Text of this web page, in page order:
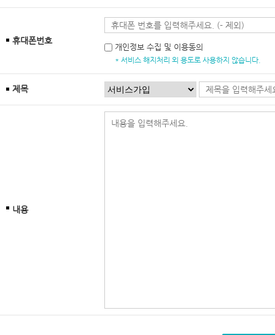
휴대폰번호
개인정보 수집 및 이용동의
* 서비스 해지처리 외 용도로 사용하지 않습니다.
제목
내용